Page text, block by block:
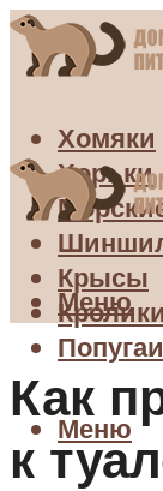
Хомяки
Хорьки
Крысы
Кролики
Попугаи
Меню
Меню
Как
к